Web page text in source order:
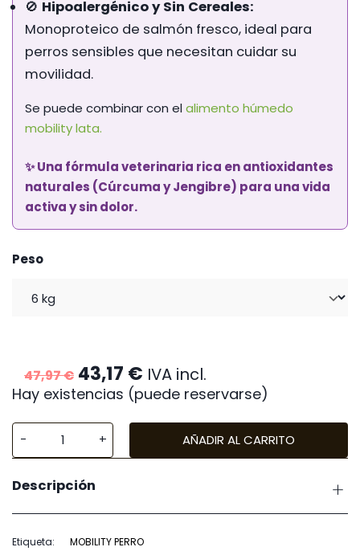
🚫 Hipoalergénico y Sin Cereales:
Monoproteico de salmón fresco, ideal para
perros sensibles que necesitan cuidar su
movilidad.
Se puede combinar con elalimento húmedo
mobility lata.
✨ Una fórmula veterinaria rica en antioxidantes
naturales (Cúrcuma y Jengibre) para una vida
activa y sin dolor.
Peso
47,97€ El
precio
original
era:
47,97 €.
43,17 € El
precio
actual
es:
43,17 €.
IVA incl.
Hay existencias (puede reservarse)
Natural
Mobility
Perro
AÑADIR AL CARRITO
Descripción
Etiqueta: MOBILITY PERRO